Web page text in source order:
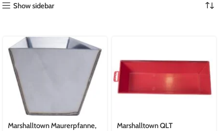
Show sidebar
Marshalltown Maurerpfanne,
Marshalltown QLT